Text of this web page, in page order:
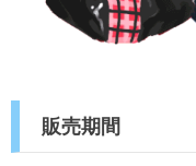
販売期間